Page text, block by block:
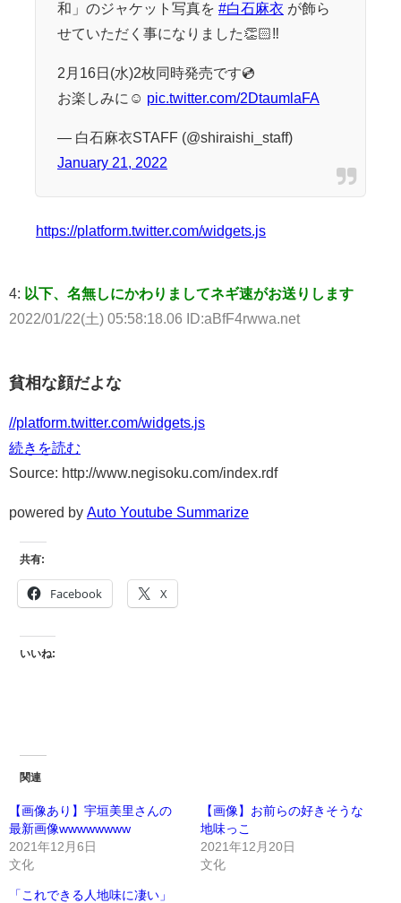
和」のジャケット写真を #白石麻衣 が飾ら
せていただく事になりました👏🏻‼️
2月16日(水)2枚同時発売です💿
お楽しみに☺️ pic.twitter.com/2DtaumlaFA
— 白石麻衣STAFF (@shiraishi_staff)
January 21, 2022
https://platform.twitter.com/widgets.js
4: 以下、名無しにかわりましてネギ速がお送りします
2022/01/22(土) 05:58:18.06 ID:aBfF4rwwa.net
貧相な顔だよな
//platform.twitter.com/widgets.js
続きを読む
Source: http://www.negisoku.com/index.rdf
powered by Auto Youtube Summarize
共有:
Facebook X
いいね:
関連
【画像あり】宇垣美里さんの
最新画像wwwwwwww
2021年12月6日
文化
【画像】お前らの好きそうな
地味っこ
2021年12月20日
文化
「これできる人地味に凄い」